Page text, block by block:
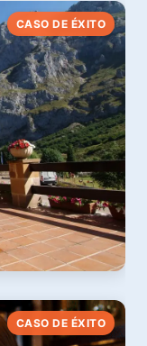
CASO DE ÉXITO
CASO DE ÉXITO